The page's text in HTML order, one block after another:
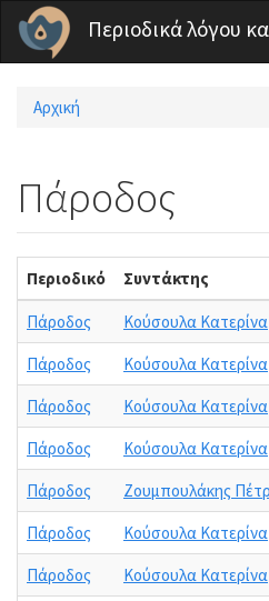
Παράκαμψη προς το κυρίως
Περιοδικά λόγου
Είστε εδώ
Αρχική
Πάροδος
Περιοδικό Συντάκτης
Πάροδος Κούσουλα Κατερίνα
Πάροδος
Κούσουλα Κατερίνα
Πάροδος
Κούσουλα Κατερίνα
Πάροδος
Κούσουλα Κατερίνα
Πάροδος
Ζουμπουλάκης
Πάροδος
Κούσουλα Κατερίνα
Πάροδος
Κούσουλα Κατερίνα